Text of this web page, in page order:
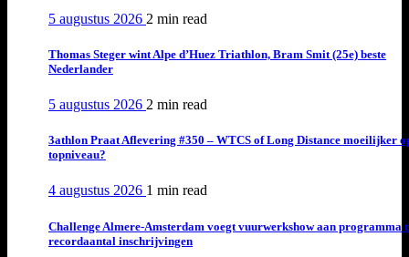
5 augustus 2026 2 min read
Thomas Steger wint Alpe d’Huez Triathlon, Bram Smit (25e) beste
Nederlander
5 augustus 2026 2 min read
3athlon Praat Aflevering #350 – WTCS of Long Distance moeilijker
topniveau?
4 augustus 2026 1 min read
Challenge Almere-Amsterdam voegt vuurwerkshow aan programma
recordaantal inschrijvingen